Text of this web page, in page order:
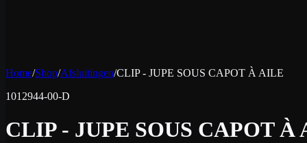
Home/Shop/Afsluitingen/CLIP - JUPE SOUS CAPOT À AILE
1012944-00-D
CLIP - JUPE SOUS CAPOT À